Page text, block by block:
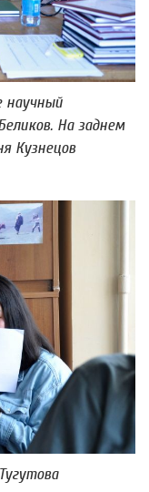
На заднем
Кузнецов